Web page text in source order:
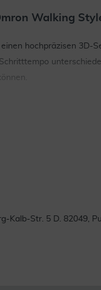
Walking
hochpräzisen 3D-
Kalb-Str. 5 D. 82049,